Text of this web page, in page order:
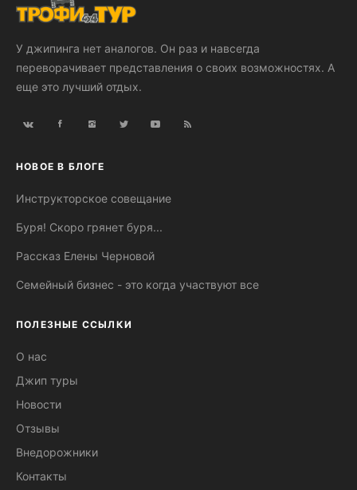
У джипинга нет аналогов. Он раз и навсегда
переворачивает представления о своих возможностях. А
еще это лучший отдых.
НОВОЕ В БЛОГЕ
Инструкторское совещание
Буря! Скоро грянет буря...
Рассказ Елены Черновой
Семейный бизнес - это когда участвуют все
ПОЛЕЗНЫЕ ССЫЛКИ
О нас
Джип туры
Новости
Отзывы
Внедорожники
Контакты